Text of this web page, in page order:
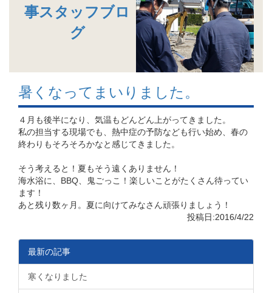
事スタッフブロ
グ
暑くなってまいりました。
４月も後半になり、気温もどんどん上がってきました。
私の担当する現場でも、熱中症の予防なども行い始め、春の
終わりもそろそろかなと感じてきました。
そう考えると！夏もそう遠くありません！
海水浴に、BBQ、鬼ごっこ！楽しいことがたくさん待ってい
ます！
あと残り数ヶ月。夏に向けてみなさん頑張りましょう！
投稿日:2016/4/22
最新の記事
寒くなりました